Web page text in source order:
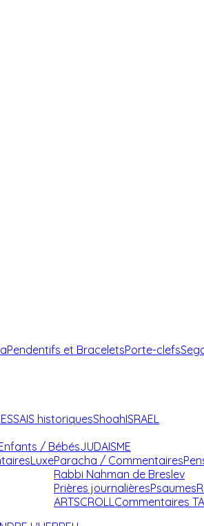
Pendentifs et BraceletsPorte-clefs
historiquesShoahISRAEL
/ BébésJUDAISME
LuxeParacha / Commentaires
Rabbi Nahman de Breslev
Prières journalièresPsaumes
ARTSCROLLCommentaires